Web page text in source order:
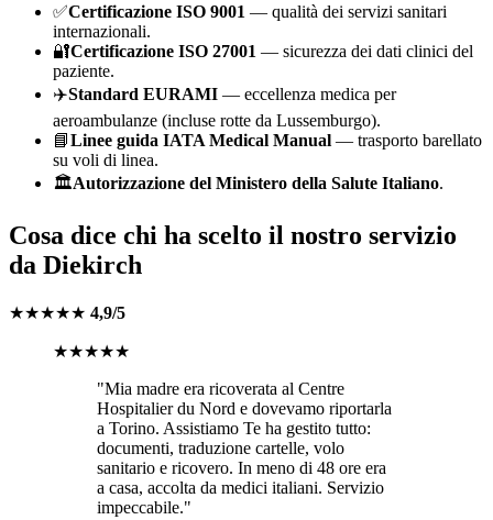
✅Certificazione ISO 9001 — qualità dei servizi sanitari
internazionali.
🔐Certificazione ISO 27001 — sicurezza dei dati clinici del
paziente.
✈️Standard EURAMI — eccellenza medica per
aeroambulanze (incluse rotte da Lussemburgo).
📘Linee guida IATA Medical Manual — trasporto barellato
su voli di linea.
🏛️Autorizzazione del Ministero della Salute Italiano.
Cosa dice chi ha scelto il nostro servizio
da Diekirch
★★★★★ 4,9/5
★★★★★
"Mia madre era ricoverata al Centre
Hospitalier du Nord e dovevamo riportarla
a Torino. Assistiamo Te ha gestito tutto:
documenti, traduzione cartelle, volo
sanitario e ricovero. In meno di 48 ore era
a casa, accolta da medici italiani. Servizio
impeccabile."